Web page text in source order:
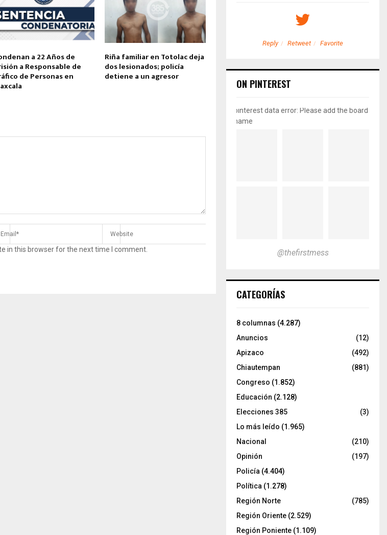
a 22 Años de
a Responsable de
de Personas en
Riña familiar en Totolac deja
dos lesionados; policía
detiene a un agresor
in this browser for the next time I comment.
Reply Retweet Favorite Reply Retweet Favorite
ON PINTEREST
pinterest data error: Please add the board
name
@thefirstmess
CATEGORÍAS
8 columnas (4.287)
Anuncios
(12)
Apizaco
(492)
Chiautempan
(881)
Congreso (1.852)
Educación (2.128)
Elecciones 385
(3)
Lo más leído (1.965)
Nacional
(210)
Opinión
(197)
Policía (4.404)
Política (1.278)
Región Norte
(785)
Región Oriente (2.529)
Región Poniente (1.109)